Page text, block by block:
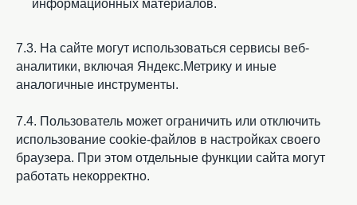
информационных материалов.
7.3. На сайте могут использоваться сервисы веб-
аналитики, включая Яндекс.Метрику и иные
аналогичные инструменты.
7.4. Пользователь может ограничить или отключить
использование cookie-файлов в настройках своего
браузера. При этом отдельные функции сайта могут
работать некорректно.